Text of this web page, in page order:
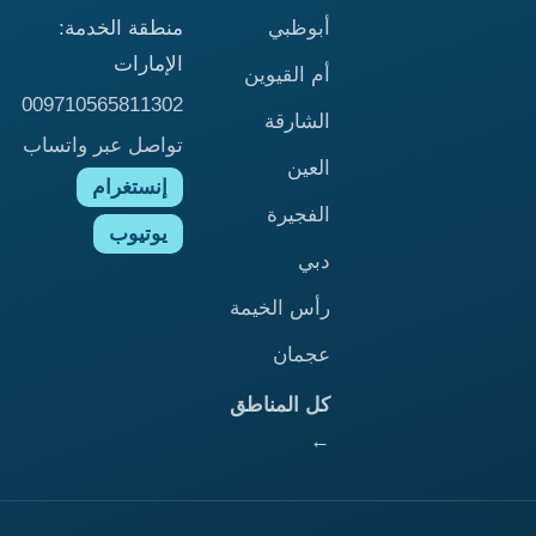
أبوظبي
أم القيوين
الشارقة
العين
الفجيرة
دبي
رأس الخيمة
عجمان
كل المناطق
←
منطقة الخدمة:
الإمارات
009710565811302
تواصل عبر واتساب
إنستغرام
يوتيوب